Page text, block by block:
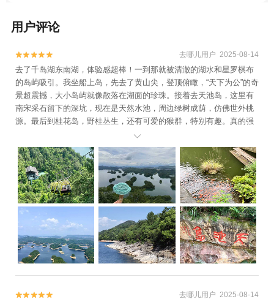
院+建德骑龙峡谷漂流+桐庐蜂之语蜜蜂王国
江+七里扬帆+富阳龙潭瀑布+千岛湖云濛溪
+千岛湖中心湖区+建德杨村桥草莓苑+新安
江月亮岛+千岛湖夜游+桐庐桃源谷拓展基地
+富阳奥普乐欢乐水世界+建德市康庆渔家灯
火休闲农庄+雪水岭景区+桐庐海博水世界
+桐庐漂流+杭州建德大慈岩景区恺玥真人CS
春绿岛+千岛湖马术公园+千岛湖品鲜渔庄
+千岛湖大厦酒店+千岛湖丽景酒店+建德皇
爵洲际大酒店+千岛湖鱼飘香+千岛湖鱼鳌食
府+桐庐鸬鹚湾+桐庐海博大酒店+天物坊陶
艺馆（富阳店）+千岛湖微公交+瑶琳国家森
林公园+富阳军乐真人CS（新沙岛基地）+富
阳军乐真人CS（野生动物世界基地）+建德
果蔬乐园+浙江富春江咕噜咕噜岛湿地公园
+千岛湖大桥+月光岛（五龙岛）+千岛湖天
迹热气球+梅峰岛+桐庐珊瑚岭乡村旅游度假
用户评论

 去哪儿用户 2025-08-14
去了千岛湖东南湖，体验感超棒！一到那就被清澈的湖水和星罗棋布
的岛屿吸引。我坐船上岛，先去了黄山尖，登顶俯瞰，“天下为公”的奇
景超震撼，大小岛屿就像散落在湖面的珍珠。接着去天池岛，这里有
南宋采石留下的深坑，现在是天然水池，周边绿树成荫，仿佛世外桃
源。最后到桂花岛，野桂丛生，还有可爱的猴群，特别有趣。真的强


 去哪儿用户 2025-08-14